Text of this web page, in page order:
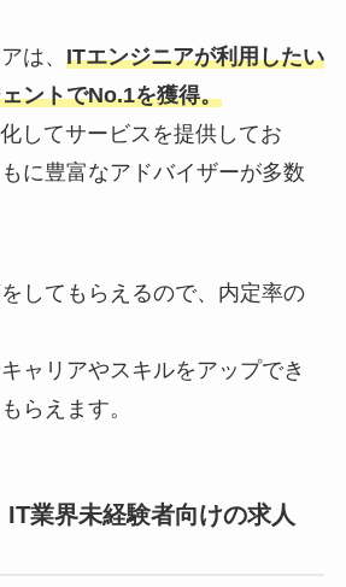
は、 ITエンジニアが利用したい
ントでNo.1を獲得。
してサービスを提供してお
に豊富なアドバイザーが多数
してもらえるので、内定率の
ャリアやスキルをアップでき
らえます。
IT業界未経験者向けの求人